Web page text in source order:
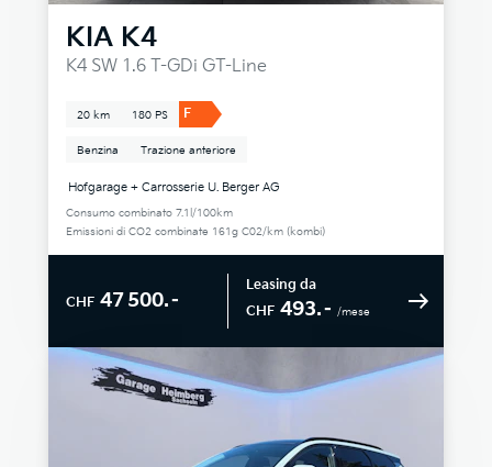
KIA K4
K4 SW 1.6 T-GDi GT-Line
20 km 180 PS F
Benzina Trazione anteriore
Hofgarage + Carrosserie U. Berger AG
Consumo combinato 7.1l/100km
Emissioni di CO2 combinate 161g C02/km (kombi)
CHF 47 500.–
Leasing da
CHF 493.– /mese